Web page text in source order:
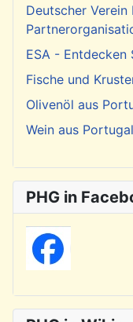
Deutscher Verein
ESA - Entdecken
Fische und
Olivenöl aus
Wein aus Portugal
PHG in